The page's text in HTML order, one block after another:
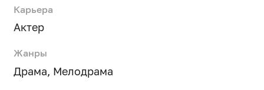
Карьера
Актер
Жанры
Драма, Мелодрама